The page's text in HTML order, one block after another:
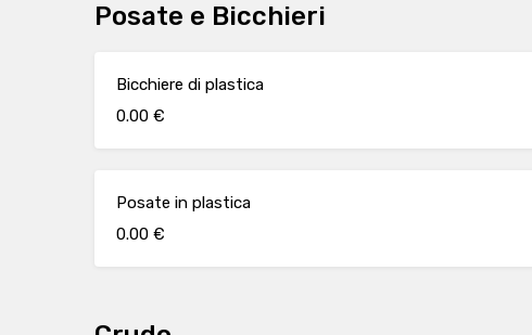
Posate e Bicchieri
Bicchiere di plastica
0.00 €
Posate in plastica
0.00 €